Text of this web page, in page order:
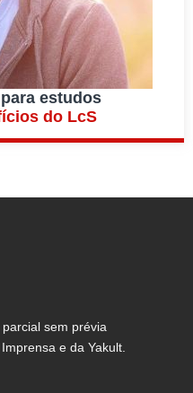
estudos
do LcS
sem prévia
e da Yakult.